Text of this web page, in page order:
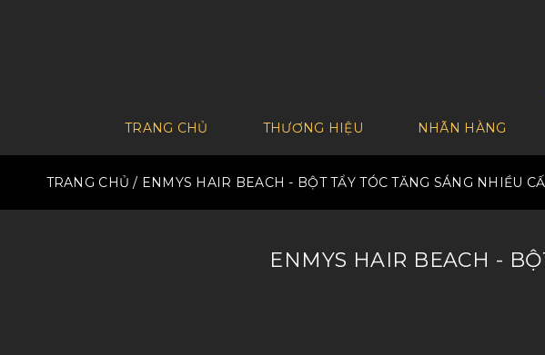
TRANG CHỦ THƯƠNG HIỆU NHÃN HÀNG
TRANG CHỦ / ENMYS HAIR BEACH - BỘT TẨY TÓC TĂNG SÁNG NHIỀU
ENMYS HAIR BEACH -